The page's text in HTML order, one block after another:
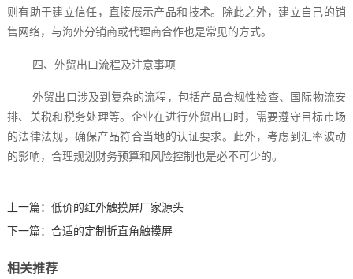
则有助于建立信任，直接展示产品和技术。除此之外，建立自己的销
售网络，与海外分销商或代理商合作也是常见的方式。
四、外贸出口流程及注意事项
外贸出口涉及到复杂的流程，包括产品合规性检查、国际物流安
排、关税和税务处理等。企业在进行外贸出口时，需要遵守目标市场
的法律法规，确保产品符合当地的认证要求。此外，考虑到汇率波动
的影响，合理规划财务预算和风险控制也是必不可少的。‍
上一篇： 低价的红外触摸屏厂家源头
下一篇： 合适的定制折直角触摸屏
相关推荐